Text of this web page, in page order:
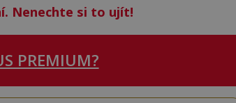
Nenechte si to ujít!
PREMIUM?